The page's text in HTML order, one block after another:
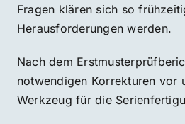
Fragen klären sich so
Herausforderungen werden.
Nach dem
notwendigen Korrekturen vor
Werkzeug für die